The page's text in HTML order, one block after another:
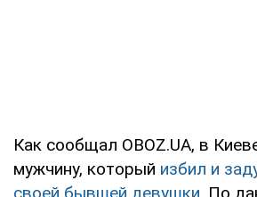
Как сообщал OBOZ.UA, в
мужчину, который избил и
своей бывшей девушки . По